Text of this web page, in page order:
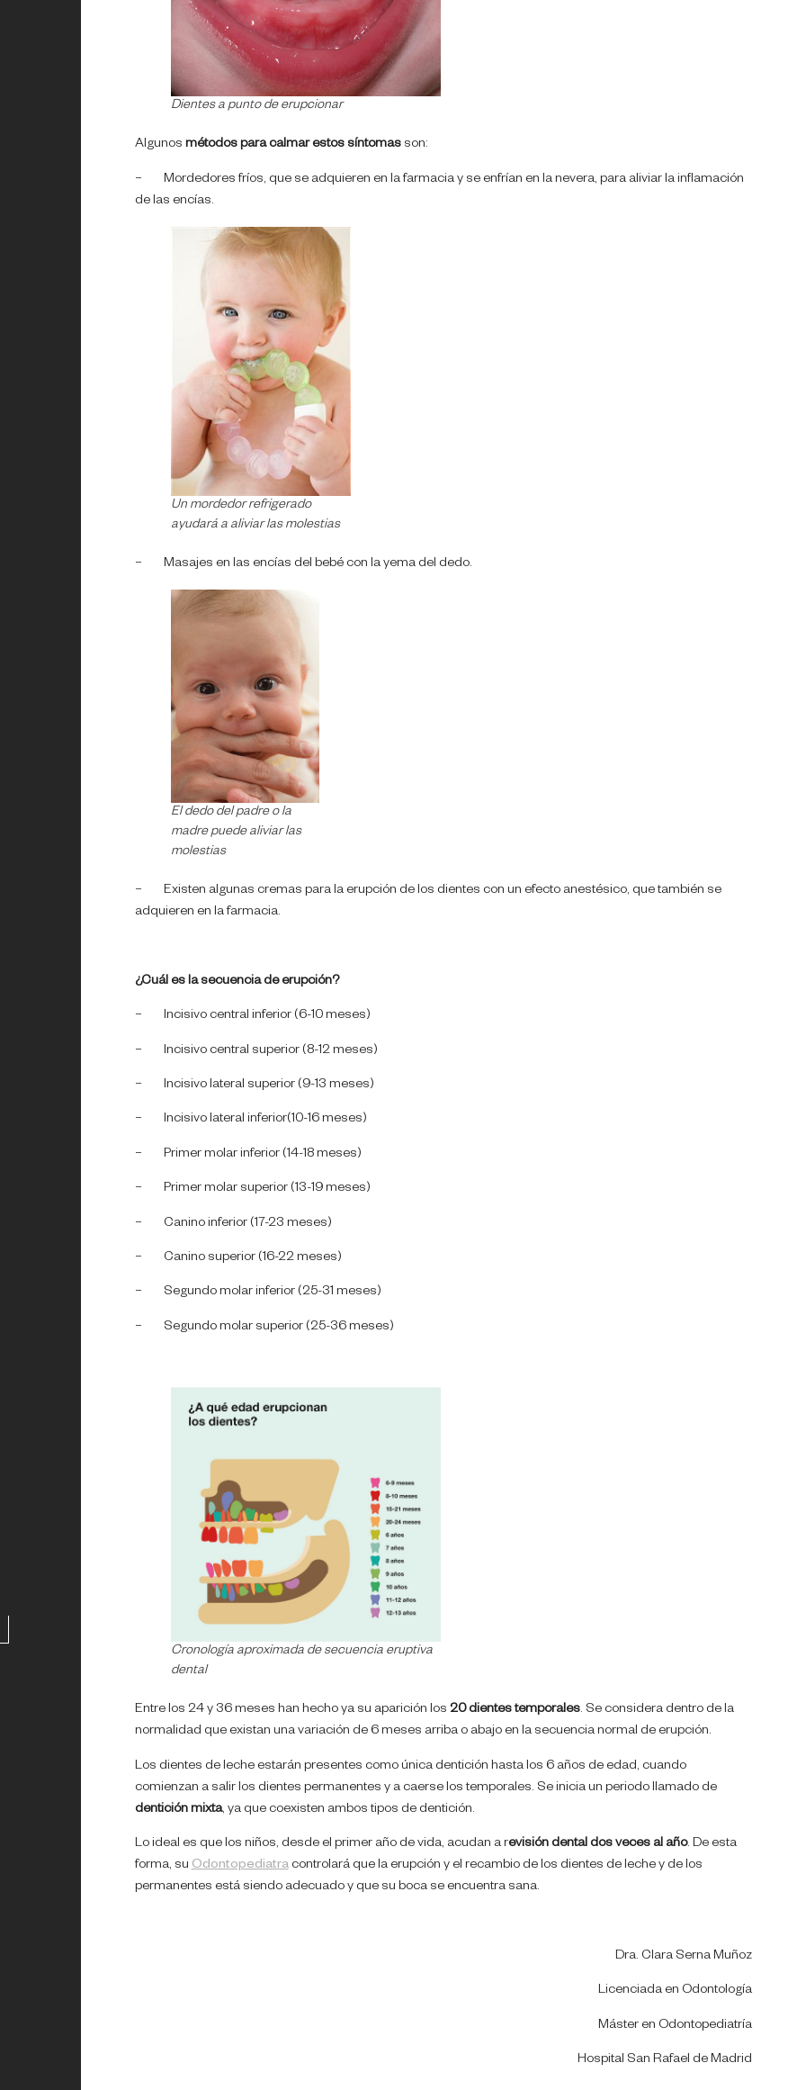
Dientes a punto de erupcionar
Algunos métodos para calmar estos síntomasson:
– Mordedores fríos, que se adquieren en la farmacia y se enfrían en la nevera, para aliviar la inflamación
de las encías.
Un mordedor refrigerado
ayudará a aliviar las molestias
– Masajes en las encías del bebé con la yema del dedo.
El dedo del padre o la
madre puede aliviar las
molestias
– Existen algunas cremas para la erupción de los dientes con un efecto anestésico, que también se
adquieren en la farmacia.
¿Cuál es la secuencia de erupción?
– Incisivo central inferior (6-10 meses)
– Incisivo central superior (8-12 meses)
– Incisivo lateral superior (9-13 meses)
– Incisivo lateral inferior(10-16 meses)
– Primer molar inferior (14-18 meses)
– Primer molar superior (13-19 meses)
– Canino inferior (17-23 meses)
– Canino superior (16-22 meses)
– Segundo molar inferior (25-31 meses)
– Segundo molar superior (25-36 meses)
Cronología aproximada de secuencia eruptiva
dental
Entre los 24 y 36 meses han hecho ya su aparición los 20 dientes temporales. Se considera dentro de la
normalidad que existan una variación de 6 meses arriba o abajo en la secuencia normal de erupción.
Los dientes de leche estarán presentes como única dentición hasta los 6 años de edad, cuando
comienzan a salir los dientes permanentes y a caerse los temporales. Se inicia un periodo llamado de
dentición mixta, ya que coexisten ambos tipos de dentición.
Lo ideal es que los niños, desde el primer año de vida, acudan a revisión dental dos veces al año. De esta
forma, suOdontopediatracontrolará que la erupción y el recambio de los dientes de leche y de los
permanentes está siendo adecuado y que su boca se encuentra sana.
Dra. Clara Serna Muñoz
Licenciada en Odontología
Máster en Odontopediatría
Hospital San Rafael de Madrid